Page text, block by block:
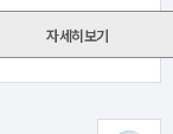
자세히보기